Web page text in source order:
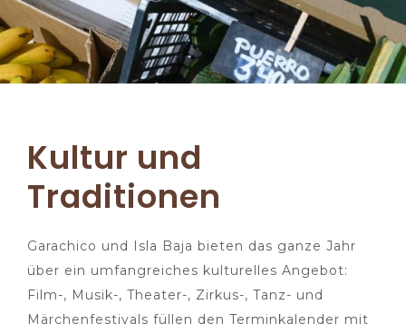
Kultur und
Traditionen
Garachico und Isla Baja bieten das ganze Jahr
über ein umfangreiches kulturelles Angebot:
Film-, Musik-, Theater-, Zirkus-, Tanz- und
Märchenfestivals füllen den Terminkalender mit